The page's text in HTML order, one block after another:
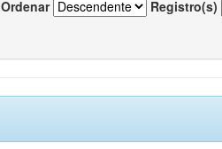
Ordenar Registro(s)